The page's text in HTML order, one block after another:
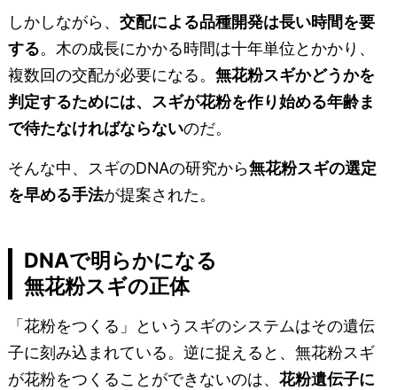
しかしながら、 交配による品種開発は長い時間を要
する。木の成長にかかる時間は十年単位とかかり、
複数回の交配が必要になる。 無花粉スギかどうかを
判定するためには、スギが花粉を作り始める年齢ま
で待たなければならないのだ。
そんな中、スギのDNAの研究から無花粉スギの選定
を早める手法が提案された。
DNAで明らかになる
無花粉スギの正体
「花粉をつくる」というスギのシステムはその遺伝
子に刻み込まれている。逆に捉えると、無花粉スギ
が花粉をつくることができないのは、 花粉遺伝子に